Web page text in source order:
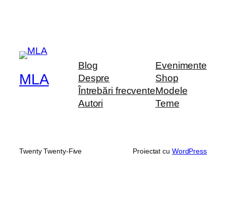
MLA
Blog
Despre
Întrebări frecvente
Autori
Evenimente
Shop
Modele
Teme
Twenty Twenty-Five Proiectat cu WordPress